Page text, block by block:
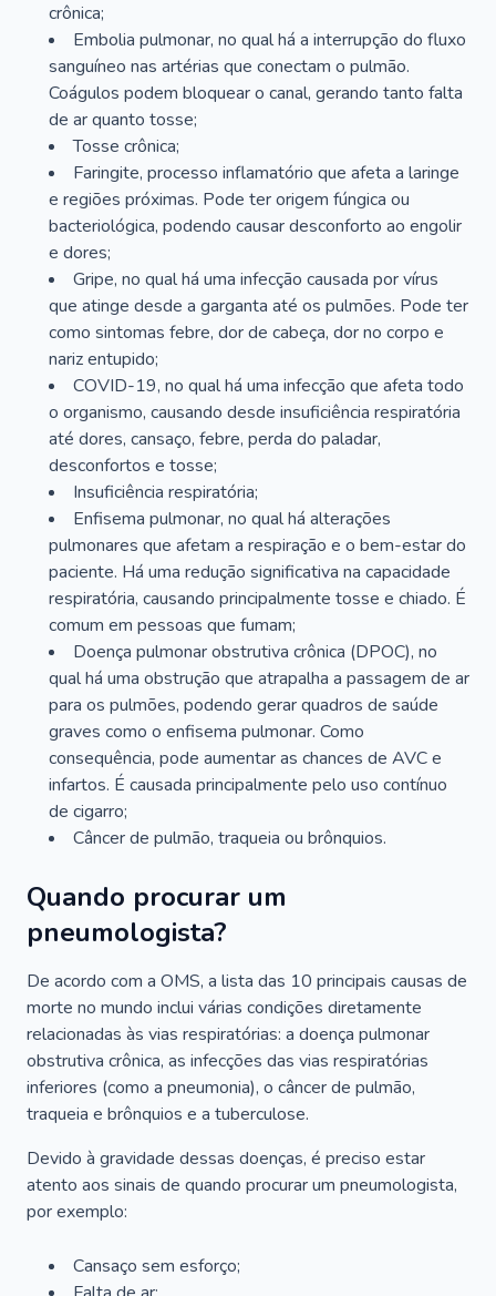
crônica;
Embolia pulmonar, no qual há a interrupção do fluxo
sanguíneo nas artérias que conectam o pulmão.
Coágulos podem bloquear o canal, gerando tanto falta
de ar quanto tosse;
Tosse crônica;
Faringite, processo inflamatório que afeta a laringe
e regiões próximas. Pode ter origem fúngica ou
bacteriológica, podendo causar desconforto ao engolir
e dores;
Gripe, no qual há uma infecção causada por vírus
que atinge desde a garganta até os pulmões. Pode ter
como sintomas febre, dor de cabeça, dor no corpo e
nariz entupido;
COVID-19, no qual há uma infecção que afeta todo
o organismo, causando desde insuficiência respiratória
até dores, cansaço, febre, perda do paladar,
desconfortos e tosse;
Insuficiência respiratória;
Enfisema pulmonar, no qual há alterações
pulmonares que afetam a respiração e o bem-estar do
paciente. Há uma redução significativa na capacidade
respiratória, causando principalmente tosse e chiado. É
comum em pessoas que fumam;
Doença pulmonar obstrutiva crônica (DPOC), no
qual há uma obstrução que atrapalha a passagem de ar
para os pulmões, podendo gerar quadros de saúde
graves como o enfisema pulmonar. Como
consequência, pode aumentar as chances de AVC e
infartos. É causada principalmente pelo uso contínuo
de cigarro;
Câncer de pulmão, traqueia ou brônquios.
Quando procurar um
pneumologista?
De acordo com a OMS, a lista das 10 principais causas de
morte no mundo inclui várias condições diretamente
relacionadas às vias respiratórias: a doença pulmonar
obstrutiva crônica, as infecções das vias respiratórias
inferiores (como a pneumonia), o câncer de pulmão,
traqueia e brônquios e a tuberculose.
Devido à gravidade dessas doenças, é preciso estar
atento aos sinais de quando procurar um pneumologista,
por exemplo:
Cansaço sem esforço;